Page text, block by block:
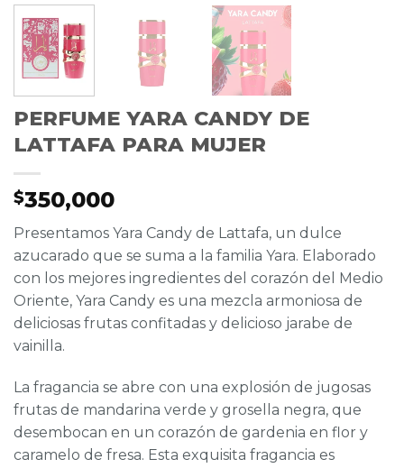
PERFUME YARA CANDY DE
LATTAFA PARA MUJER
$350,000
Presentamos Yara Candy de Lattafa, un dulce
azucarado que se suma a la familia Yara. Elaborado
con los mejores ingredientes del corazón del Medio
Oriente, Yara Candy es una mezcla armoniosa de
deliciosas frutas confitadas y delicioso jarabe de
vainilla.
La fragancia se abre con una explosión de jugosas
frutas de mandarina verde y grosella negra, que
desembocan en un corazón de gardenia en flor y
caramelo de fresa. Esta exquisita fragancia es